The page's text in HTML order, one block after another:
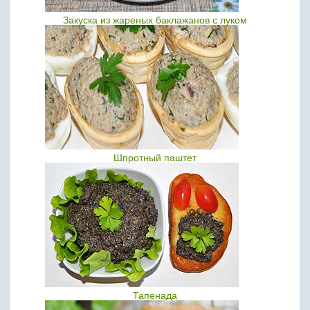
Закуска из жареных баклажанов с луком
Шпротный паштет
Тапенада